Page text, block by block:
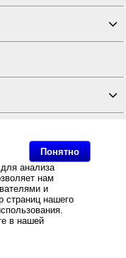
Понятно
анализа
нам
и
страниц нашего
в нашей
для автоматизации общепита и
© 2008-2026.
лента премиум двусторонняя NT620B
от , Нейлоновая лента премиум